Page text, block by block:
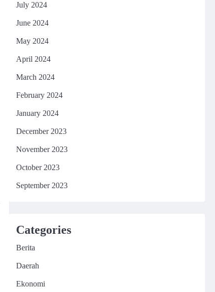
July 2024
June 2024
May 2024
April 2024
March 2024
February 2024
January 2024
December 2023
November 2023
October 2023
September 2023
Categories
Berita
Daerah
Ekonomi